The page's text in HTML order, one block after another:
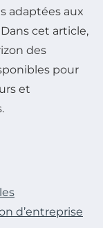
adaptées aux
cet article,
des
pour
et
d’entreprise